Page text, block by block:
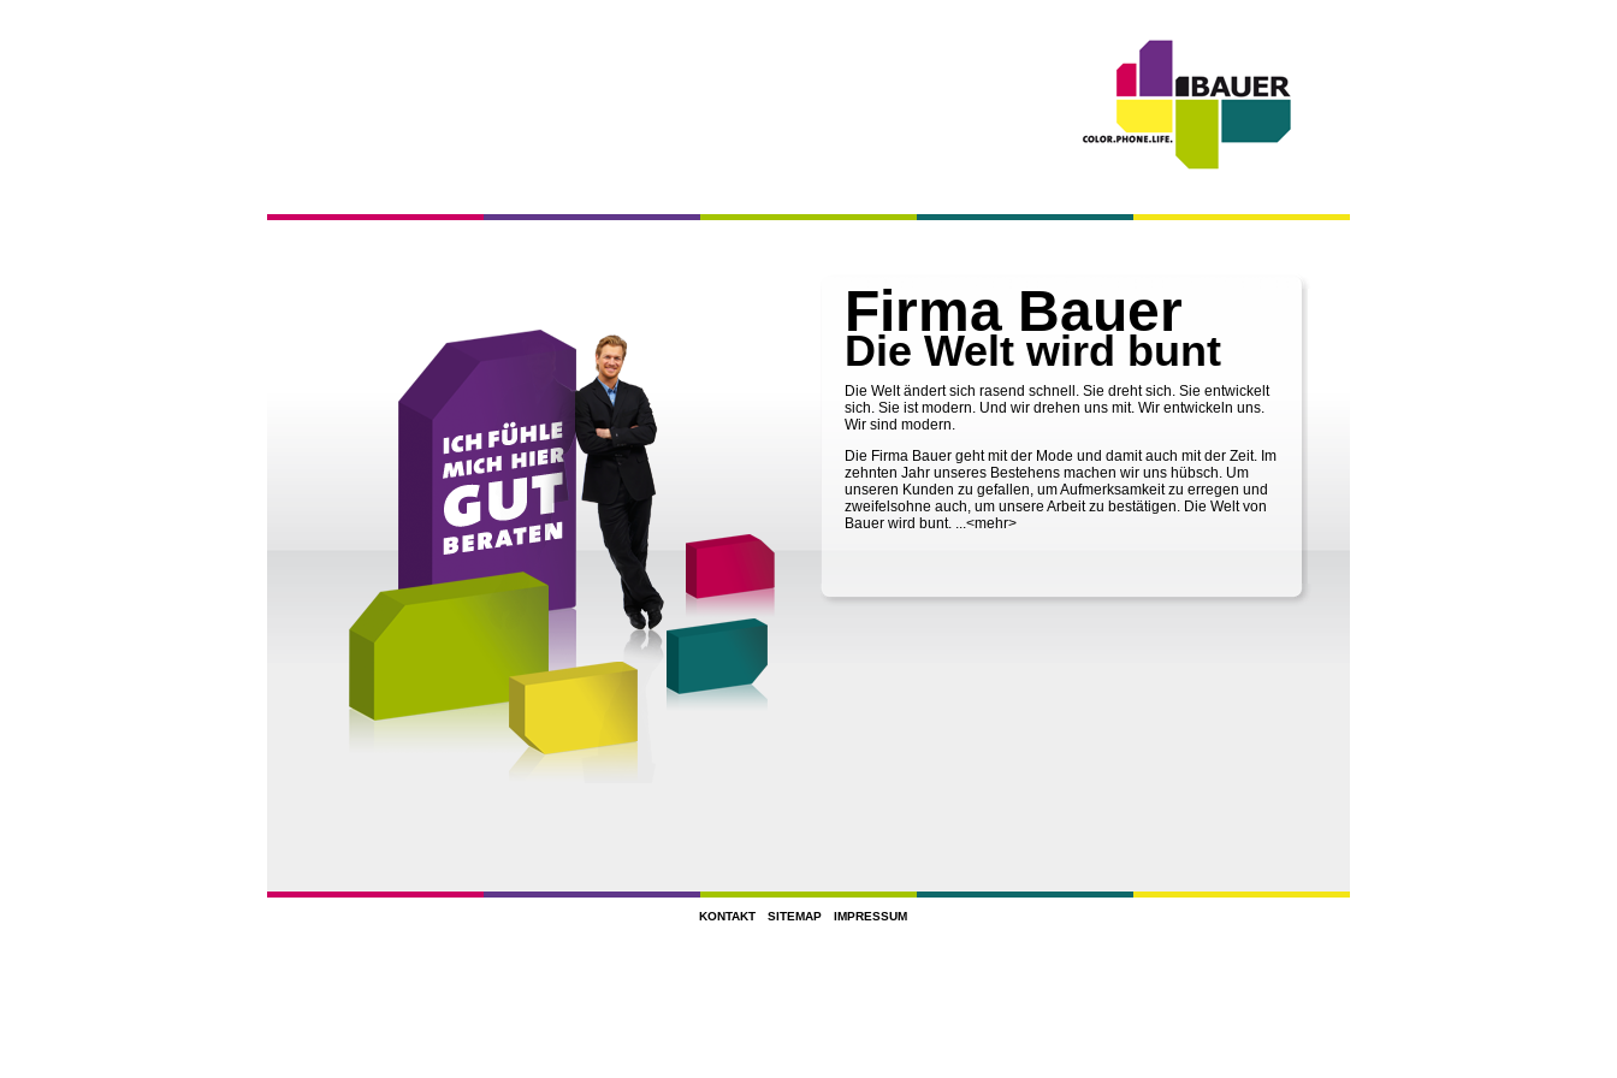
Firma Bauer
Die Welt wird bunt
Die Welt ändert sich rasend schnell. Sie dreht sich. Sie entwickelt
sich. Sie ist modern. Und wir drehen uns mit. Wir entwickeln uns.
Wir sind modern.
Die Firma Bauer geht mit der Mode und damit auch mit der Zeit. Im
zehnten Jahr unseres Bestehens machen wir uns hübsch. Um
unseren Kunden zu gefallen, um Aufmerksamkeit zu erregen und
zweifelsohne auch, um unsere Arbeit zu bestätigen. Die Welt von
Bauer wird bunt. ...<mehr>
KONTAKT SITEMAP IMPRESSUM